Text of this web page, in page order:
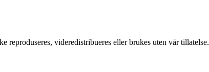
videredistribueres eller brukes uten vår tillatelse.